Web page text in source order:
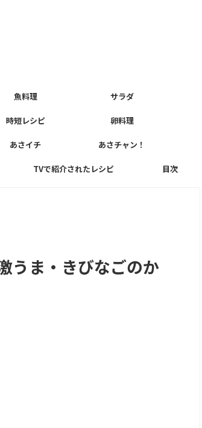
魚料理 サラダ
時短レシピ 卵料理
あさイチ あさチャン！
TVで紹介されたレシピ 目次
うま・きびなごのか